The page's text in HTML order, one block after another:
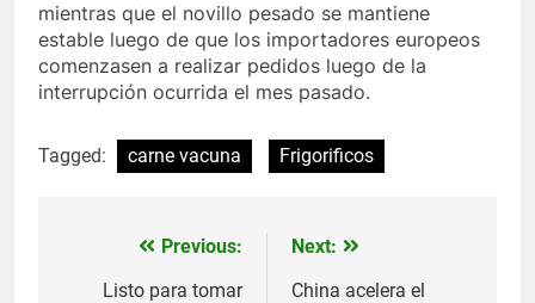
mientras que el novillo pesado se mantiene
estable luego de que los importadores europeos
comenzasen a realizar pedidos luego de la
interrupción ocurrida el mes pasado.
Tagged: carne vacuna Frigorificos
Navegación
Previous:
Listo para tomar
Next:
China acelera el